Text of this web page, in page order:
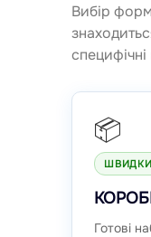
Вибір
📦
Готові